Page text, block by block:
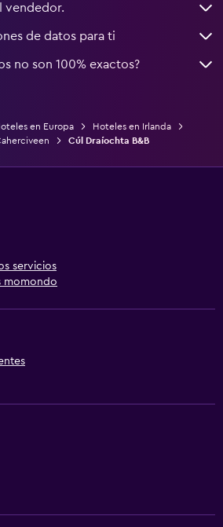
vendedor.
de datos para ti
no son 100% exactos?
en Europa
Hoteles en Irlanda
Cúl Draíochta B&B
servicios
momondo